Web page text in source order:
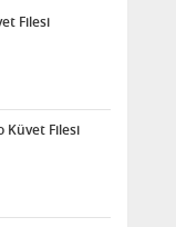
Filesi
Banyo Küvet Filesi